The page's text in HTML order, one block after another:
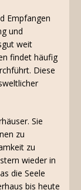
Empfangen
und
weit
findet häufig
Diese
Sie
zu
zu
wieder in
die Seele
bis heute